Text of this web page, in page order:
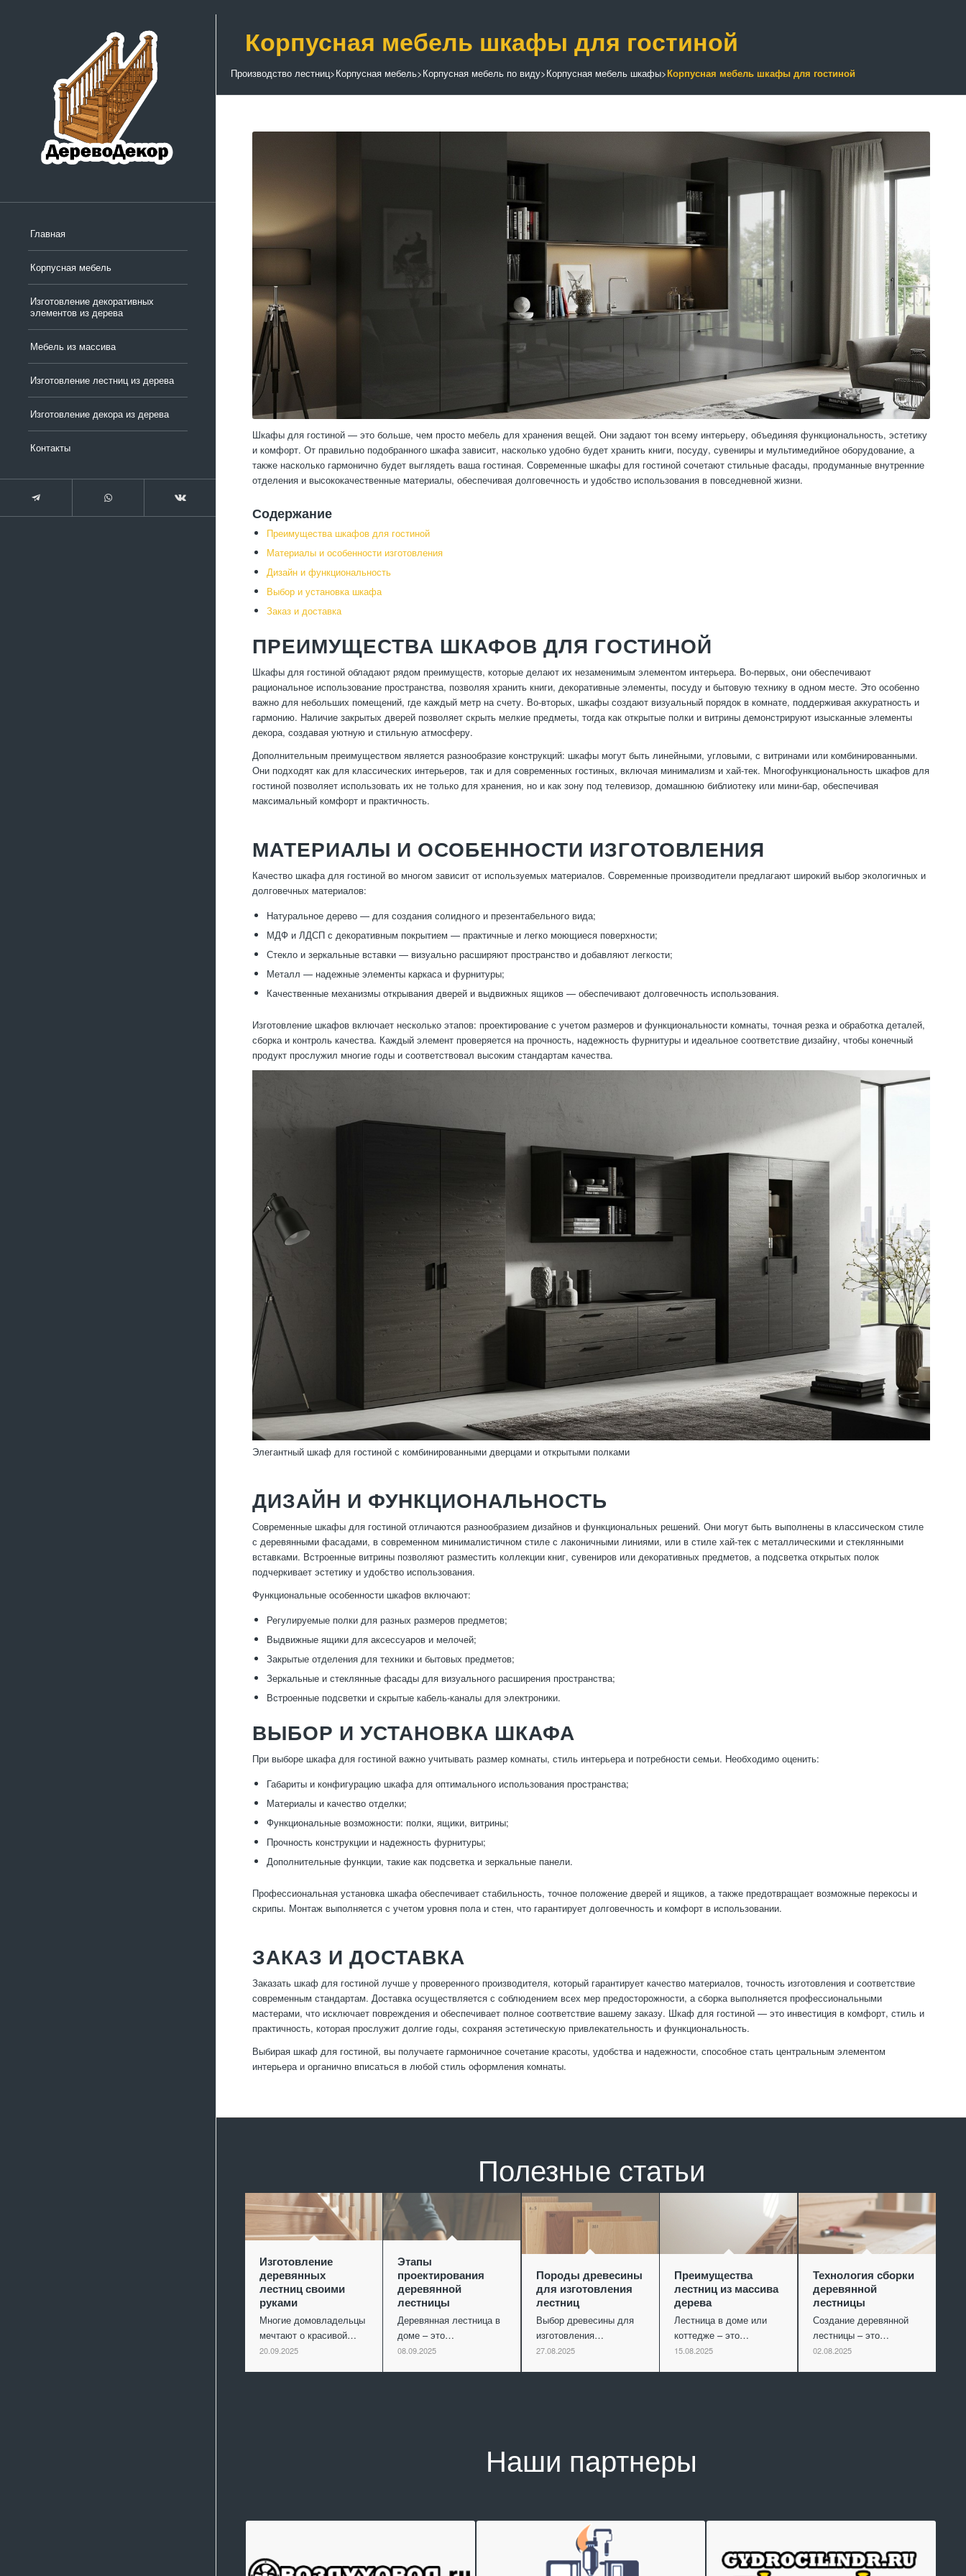
Главная
Корпусная мебель
Изготовление декоративных
элементов из дерева
Мебель из массива
Изготовление лестниц из дерева
Изготовление декора из дерева
Контакты
Корпусная мебель шкафы для гостиной
Производство лестниц>Корпусная мебель>Корпусная мебель по виду>Корпусная мебель шкафы>Корпусная мебель шкафы для гостиной
Шкафы для гостиной — это больше, чем просто мебель для хранения вещей. Они задают тон всему интерьеру, объединяя функциональность, эстетику
и комфорт. От правильно подобранного шкафа зависит, насколько удобно будет хранить книги, посуду, сувениры и мультимедийное оборудование, а
также насколько гармонично будет выглядеть ваша гостиная. Современные шкафы для гостиной сочетают стильные фасады, продуманные внутренние
отделения и высококачественные материалы, обеспечивая долговечность и удобство использования в повседневной жизни.
Содержание
Преимущества шкафов для гостиной
Материалы и особенности изготовления
Дизайн и функциональность
Выбор и установка шкафа
Заказ и доставка
ПРЕИМУЩЕСТВА ШКАФОВ ДЛЯ ГОСТИНОЙ
Шкафы для гостиной обладают рядом преимуществ, которые делают их незаменимым элементом интерьера. Во-первых, они обеспечивают
рациональное использование пространства, позволяя хранить книги, декоративные элементы, посуду и бытовую технику в одном месте. Это особенно
важно для небольших помещений, где каждый метр на счету. Во-вторых, шкафы создают визуальный порядок в комнате, поддерживая аккуратность и
гармонию. Наличие закрытых дверей позволяет скрыть мелкие предметы, тогда как открытые полки и витрины демонстрируют изысканные элементы
декора, создавая уютную и стильную атмосферу.
Дополнительным преимуществом является разнообразие конструкций: шкафы могут быть линейными, угловыми, с витринами или комбинированными.
Они подходят как для классических интерьеров, так и для современных гостиных, включая минимализм и хай-тек. Многофункциональность шкафов для
гостиной позволяет использовать их не только для хранения, но и как зону под телевизор, домашнюю библиотеку или мини-бар, обеспечивая
максимальный комфорт и практичность.
МАТЕРИАЛЫ И ОСОБЕННОСТИ ИЗГОТОВЛЕНИЯ
Качество шкафа для гостиной во многом зависит от используемых материалов. Современные производители предлагают широкий выбор экологичных и
долговечных материалов:
Натуральное дерево — для создания солидного и презентабельного вида;
МДФ и ЛДСП с декоративным покрытием — практичные и легко моющиеся поверхности;
Стекло и зеркальные вставки — визуально расширяют пространство и добавляют легкости;
Металл — надежные элементы каркаса и фурнитуры;
Качественные механизмы открывания дверей и выдвижных ящиков — обеспечивают долговечность использования.
Изготовление шкафов включает несколько этапов: проектирование с учетом размеров и функциональности комнаты, точная резка и обработка деталей,
сборка и контроль качества. Каждый элемент проверяется на прочность, надежность фурнитуры и идеальное соответствие дизайну, чтобы конечный
продукт прослужил многие годы и соответствовал высоким стандартам качества.
Элегантный шкаф для гостиной с комбинированными дверцами и открытыми полками
ДИЗАЙН И ФУНКЦИОНАЛЬНОСТЬ
Современные шкафы для гостиной отличаются разнообразием дизайнов и функциональных решений. Они могут быть выполнены в классическом стиле
с деревянными фасадами, в современном минималистичном стиле с лаконичными линиями, или в стиле хай-тек с металлическими и стеклянными
вставками. Встроенные витрины позволяют разместить коллекции книг, сувениров или декоративных предметов, а подсветка открытых полок
подчеркивает эстетику и удобство использования.
Функциональные особенности шкафов включают:
Регулируемые полки для разных размеров предметов;
Выдвижные ящики для аксессуаров и мелочей;
Закрытые отделения для техники и бытовых предметов;
Зеркальные и стеклянные фасады для визуального расширения пространства;
Встроенные подсветки и скрытые кабель-каналы для электроники.
ВЫБОР И УСТАНОВКА ШКАФА
При выборе шкафа для гостиной важно учитывать размер комнаты, стиль интерьера и потребности семьи. Необходимо оценить:
Габариты и конфигурацию шкафа для оптимального использования пространства;
Материалы и качество отделки;
Функциональные возможности: полки, ящики, витрины;
Прочность конструкции и надежность фурнитуры;
Дополнительные функции, такие как подсветка и зеркальные панели.
Профессиональная установка шкафа обеспечивает стабильность, точное положение дверей и ящиков, а также предотвращает возможные перекосы и
скрипы. Монтаж выполняется с учетом уровня пола и стен, что гарантирует долговечность и комфорт в использовании.
ЗАКАЗ И ДОСТАВКА
Заказать шкаф для гостиной лучше у проверенного производителя, который гарантирует качество материалов, точность изготовления и соответствие
современным стандартам. Доставка осуществляется с соблюдением всех мер предосторожности, а сборка выполняется профессиональными
мастерами, что исключает повреждения и обеспечивает полное соответствие вашему заказу. Шкаф для гостиной — это инвестиция в комфорт, стиль и
практичность, которая прослужит долгие годы, сохраняя эстетическую привлекательность и функциональность.
Выбирая шкаф для гостиной, вы получаете гармоничное сочетание красоты, удобства и надежности, способное стать центральным элементом
интерьера и органично вписаться в любой стиль оформления комнаты.
Полезные статьи
Изготовление
деревянных
лестниц своими
руками
Многие домовладельцы
мечтают о красивой…
20.09.2025
Этапы
проектирования
деревянной
лестницы
Деревянная лестница в
доме – это…
08.09.2025
Породы древесины
для изготовления
лестниц
Выбор древесины для
изготовления…
27.08.2025
Преимущества
лестниц из массива
дерева
Лестница в доме или
коттедже – это…
15.08.2025
Технология сборки
деревянной
лестницы
Создание деревянной
лестницы – это…
02.08.2025
Наши партнеры